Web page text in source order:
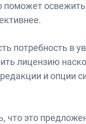
потребность в
лицензию
и опции
что это